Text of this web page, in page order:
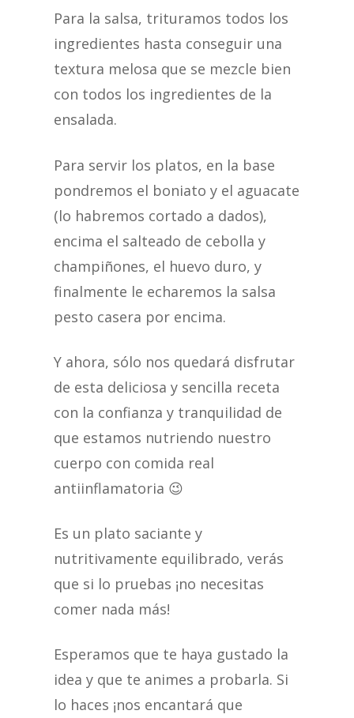
Para la salsa, trituramos todos los
ingredientes hasta conseguir una
textura melosa que se mezcle bien
con todos los ingredientes de la
ensalada.
Para servir los platos, en la base
pondremos el boniato y el aguacate
(lo habremos cortado a dados),
encima el salteado de cebolla y
champiñones, el huevo duro, y
finalmente le echaremos la salsa
pesto casera por encima.
Y ahora, sólo nos quedará disfrutar
de esta deliciosa y sencilla receta
con la confianza y tranquilidad de
que estamos nutriendo nuestro
cuerpo con comida real
antiinflamatoria 😉
Es un plato saciante y
nutritivamente equilibrado, verás
que si lo pruebas ¡no necesitas
comer nada más!
Esperamos que te haya gustado la
idea y que te animes a probarla. Si
lo haces ¡nos encantará que